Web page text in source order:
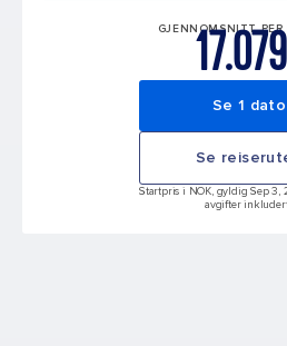
GJENNOMSNITT PER
17.079
Se 1 dato
Se
Startpris i NOK, gyldig Sep 3,
avgifter